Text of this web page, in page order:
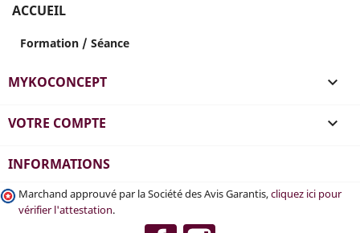
ACCUEIL
Formation / Séance
MYKOCONCEPT 
VOTRE COMPTE 
INFORMATIONS
Marchand approuvé par la Société des Avis Garantis,cliquez ici pour
vérifier l'attestation.